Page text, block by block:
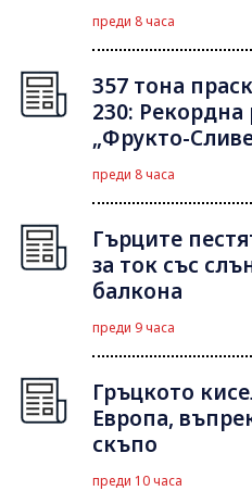
преди 8 часа
357 тона
230:
„Фрукто-
преди 8 часа
Гърците
за ток със
балкона
преди 9 часа
Гръцкото
Европа,
скъпо
преди 10 часа